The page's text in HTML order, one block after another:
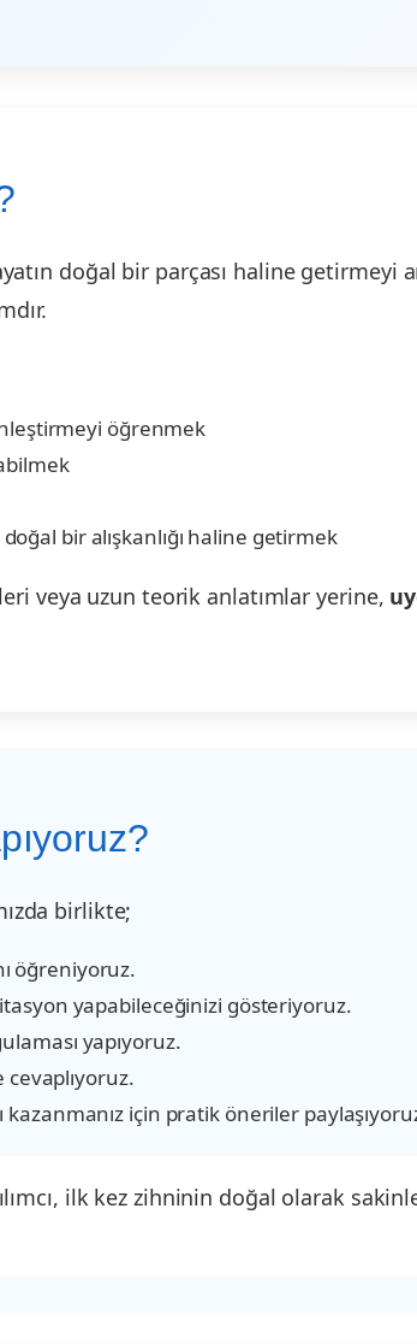
doğal bir parçası haline getirmeyi
öğrenmek
bir alışkanlığı haline getirmek
veya uzun teorik anlatımlar yerine,
birlikte;
öğreniyoruz.
yapabileceğinizi gösteriyoruz.
yapıyoruz.
kazanmanız için pratik öneriler
ilk kez zihninin doğal olarak